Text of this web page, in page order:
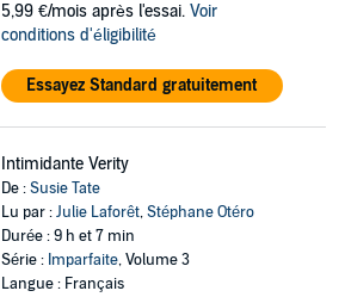
5,99 €/mois après l'essai. Voir
conditions d'éligibilité
Essayez Standard gratuitement
Intimidante Verity
De :Susie Tate
Lu par :Julie Laforêt,Stéphane Otéro
Durée : 9 h et 7 min
Série : Imparfaite, Volume 3
Langue : Français